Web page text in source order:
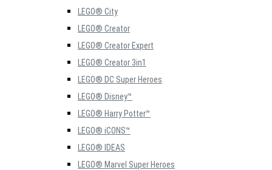
LEGO® City
LEGO® Creator
LEGO® Creator Expert
LEGO® Creator 3in1
LEGO® DC Super Heroes
LEGO® Disney™
LEGO® Harry Potter™
LEGO® iCONS™
LEGO® IDEAS
LEGO® Marvel Super Heroes